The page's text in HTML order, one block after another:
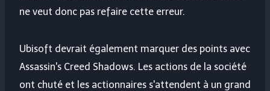
ne veut donc pas refaire cette erreur.
Ubisoft devrait également marquer des points avec
Assassin's Creed Shadows. Les actions de la société
ont chuté et les actionnaires s'attendent à un grand